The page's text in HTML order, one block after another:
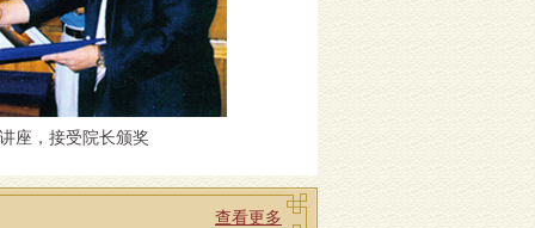
座，接受院长颁奖
查看更多